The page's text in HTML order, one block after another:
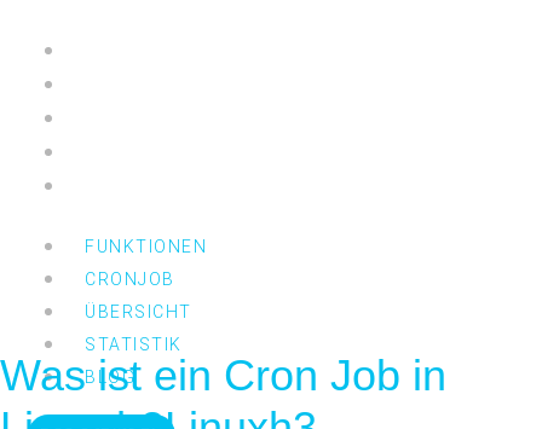
Inhalt
springen
FUNKTIONEN
CRONJOB
ÜBERSICHT
STATISTIK
BLOG
Was ist ein Cron Job in